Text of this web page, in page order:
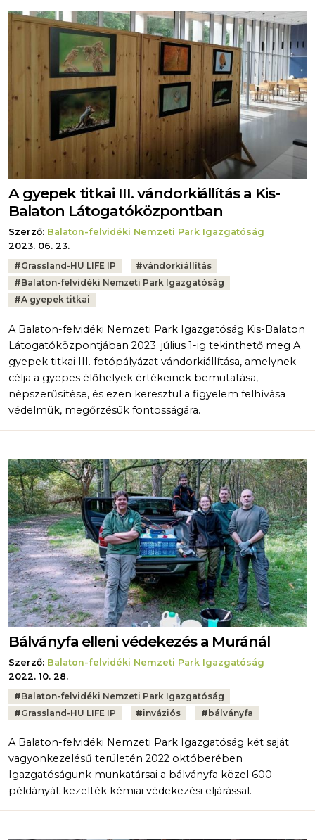
A gyepek titkai III. vándorkiállítás a Kis-
Balaton Látogatóközpontban
Szerző: Balaton-felvidéki Nemzeti Park Igazgatóság
2023. 06. 23.
Tags:
#Grassland-HU LIFE IP #vándorkiállítás
#Balaton-felvidéki Nemzeti Park Igazgatóság
#A gyepek titkai
A Balaton-felvidéki Nemzeti Park Igazgatóság Kis-Balaton
Látogatóközpontjában 2023. július 1-ig tekinthető meg A
gyepek titkai III. fotópályázat vándorkiállítása, amelynek
célja a gyepes élőhelyek értékeinek bemutatása,
népszerűsítése, és ezen keresztül a figyelem felhívása
védelmük, megőrzésük fontosságára.
Bálványfa elleni védekezés a Muránál
Szerző: Balaton-felvidéki Nemzeti Park Igazgatóság
2022. 10. 28.
Tags:
#Balaton-felvidéki Nemzeti Park Igazgatóság
#Grassland-HU LIFE IP #inváziós # bálványfa
A Balaton-felvidéki Nemzeti Park Igazgatóság két saját
vagyonkezelésű területén 2022 októberében
Igazgatóságunk munkatársai a bálványfa közel 600
példányát kezelték kémiai védekezési eljárással.